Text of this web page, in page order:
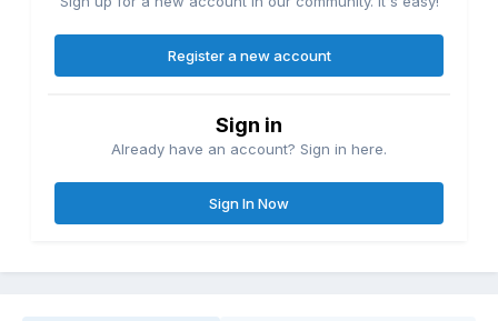
Register a new account
Sign in
Already have an account? Sign in here.
Sign In Now